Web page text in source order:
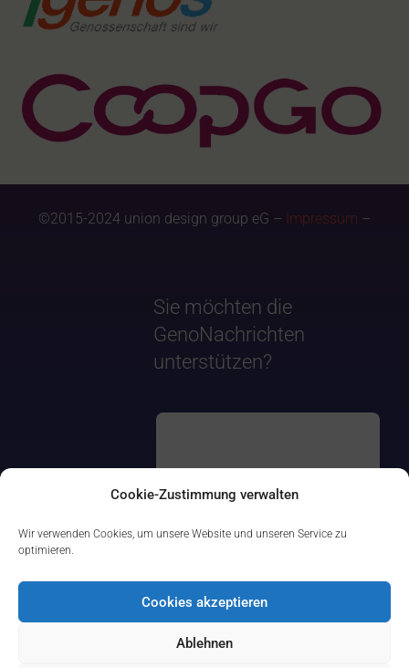
Cookie-Zustimmung verwalten
Wir verwenden Cookies, um unsere Website und unseren Service zu
optimieren.
Cookies akzeptieren
Ablehnen
©2015-2024 union design group eG – Impressum –
Sie möchten die
GenoNachrichten
unterstützen?